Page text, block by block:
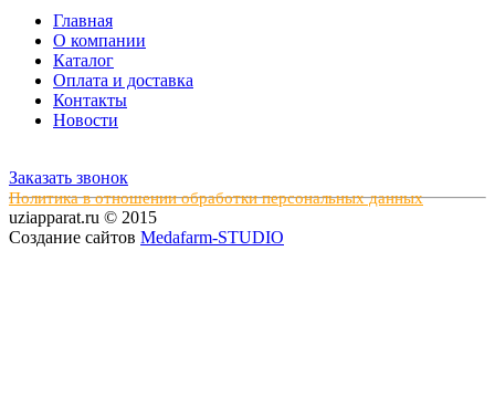
Главная
О компании
Каталог
Оплата и доставка
Контакты
Новости
Заказать звонок
Политика в отношении обработки персональных данных
uziapparat.ru © 2015
Создание сайтов Medafarm-STUDIO